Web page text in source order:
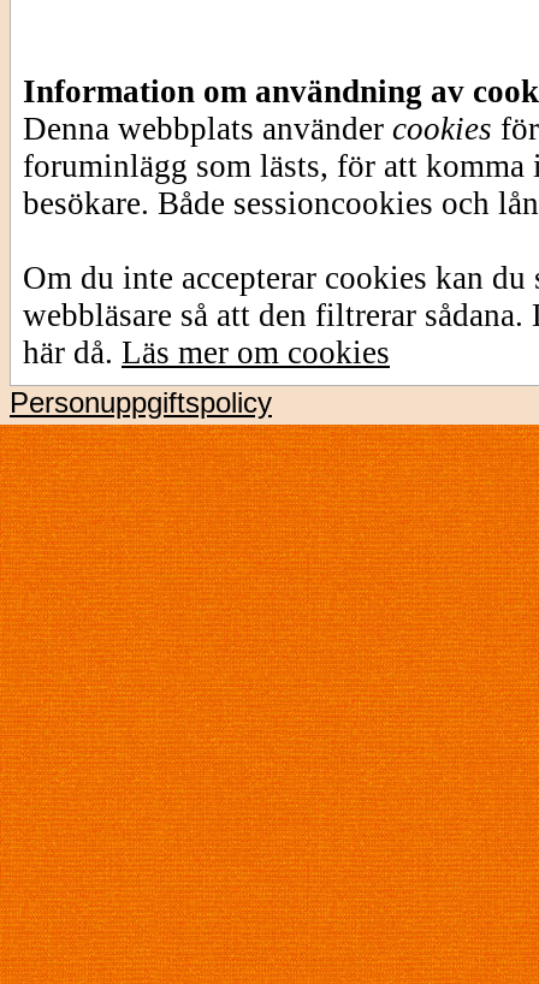
Information om användning av
Denna webbplats använder cookies
foruminlägg som lästs, för att
besökare. Både sessioncookies och
Om du inte accepterar cookies kan
webbläsare så att den filtrerar
här då. Läs mer om cookies
Personuppgiftspolicy